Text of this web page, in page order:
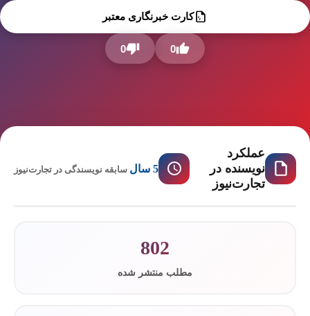
کارت خبرنگاری معتبر
0
0
عملکرد
نویسنده در
تجارت‌نیوز
5 سال سابقه نویسندگی در تجارت‌نیوز
802
مطلب منتشر شده